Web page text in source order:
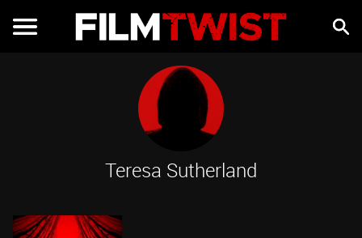
Teresa Sutherland